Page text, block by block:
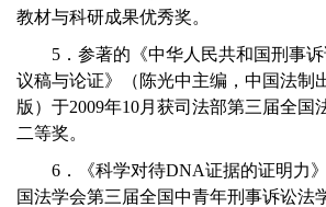
教材与科研成果优秀奖。
5．参著的《中华人民共和国刑事
议稿与论证》（陈光中主编，中国法制
版）于2009年10月获司法部第三届全国
二等奖。
6．《科学对待DNA证据的证明力
国法学会第三届全国中青年刑事诉讼法